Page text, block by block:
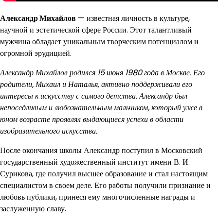
Александр Михайлов — известная личность в культуре,
научной и эстетической сфере России. Этот талантливый
мужчина обладает уникальным творческим потенциалом и
огромной эрудицией.
Александр Михайлов родился 15 июня 1980 года в Москве. Его
родители, Михаил и Наталья, активно поддерживали его
интересы к искусству с самого детства. Александр был
непоседливым и любознательным мальчиком, который уже в
юном возрасте проявлял выдающиеся успехи в области
изобразительного искусства.
После окончания школы Александр поступил в Московский
государственный художественный институт имени В. И.
Сурикова, где получил высшее образование и стал настоящим
специалистом в своем деле. Его работы получили признание и
любовь публики, принеся ему многочисленные награды и
заслуженную славу.